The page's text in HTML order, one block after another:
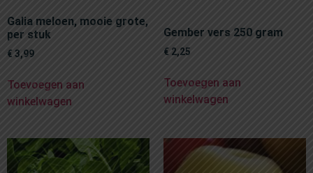
Galia meloen, mooie grote,
per stuk
€ 3,99
Toevoegen aan
winkelwagen
Gember vers 250 gram
€ 2,25
Toevoegen aan
winkelwagen